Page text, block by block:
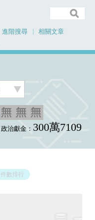
進階搜尋
相關文章
政治獻金： 300萬7109
件數排行